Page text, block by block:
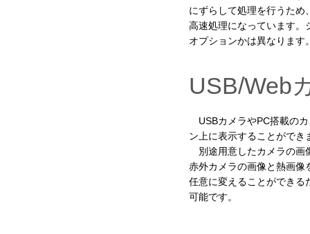
にずらして処理を行うため
高速処理になっています。
オプションかは異なります
USB/Web
USBカメラやPC搭載の
ン上に表示することができ
別途用意したカメラの画
赤外カメラの画像と熱画像
任意に変えることができる
可能です。